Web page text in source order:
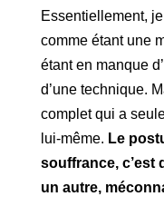
Essentiellement,
comme étant une
étant en manque
d’une technique.
complet qui a
lui-même. Le
souffrance, c’est
un autre,